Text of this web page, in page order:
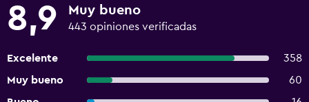
8,9 Muy bueno
443 opiniones verificadas
Excelente
358
Muy bueno
60